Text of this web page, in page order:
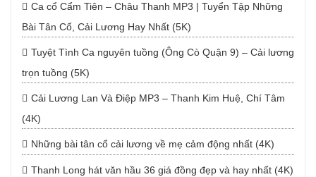
Ca cổ Cẩm Tiên – Châu Thanh MP3 | Tuyển Tập Những
Bài Tân Cổ, Cải Lương Hay Nhất (5K)
Tuyệt Tình Ca nguyên tuồng (Ông Cò Quận 9) – Cải lương
trọn tuồng (5K)
Cải Lương Lan Và Điệp MP3 – Thanh Kim Huệ, Chí Tâm
(4K)
Những bài tân cổ cải lương về mẹ cảm động nhất (4K)
Thanh Long hát văn hầu 36 giá đồng đẹp và hay nhất (4K)